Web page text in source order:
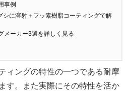
事例
シに溶射＋フッ素樹脂コーティングで解
メーカー3選を詳しく見る
ィングの特性の一つである耐摩
す。また実際にその特性を活か